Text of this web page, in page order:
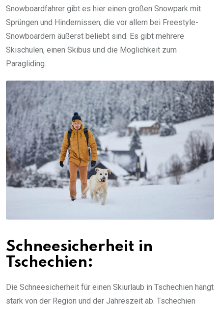
Snowboardfahrer gibt es hier einen großen Snowpark mit
Sprüngen und Hindernissen, die vor allem bei Freestyle-
Snowboardern äußerst beliebt sind. Es gibt mehrere
Skischulen, einen Skibus und die Möglichkeit zum
Paragliding.
Schneesicherheit in
Tschechien:
Die Schneesicherheit für einen Skiurlaub in Tschechien hängt
stark von der Region und der Jahreszeit ab. Tschechien